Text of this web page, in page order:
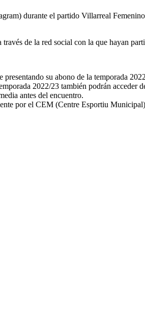
durante el partido Villarreal
de la red social con la que hayan
presentando su abono de la temporada
2022/23 también podrán acceder
antes del encuentro.
por el CEM (Centre Esportiu